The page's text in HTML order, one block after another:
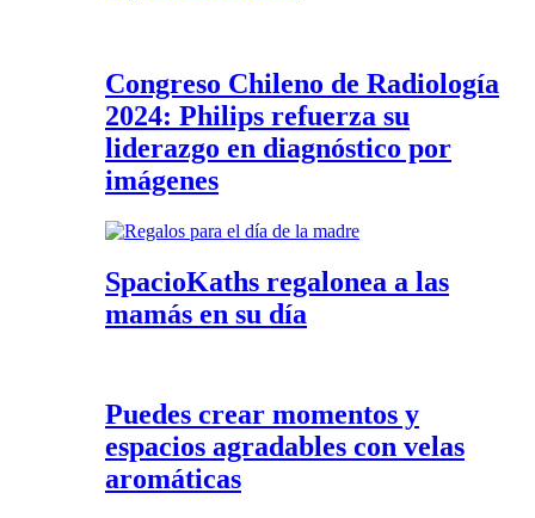
Congreso Chileno de Radiología
2024: Philips refuerza su
liderazgo en diagnóstico por
imágenes
SpacioKaths regalonea a las
mamás en su día
Puedes crear momentos y
espacios agradables con velas
aromáticas